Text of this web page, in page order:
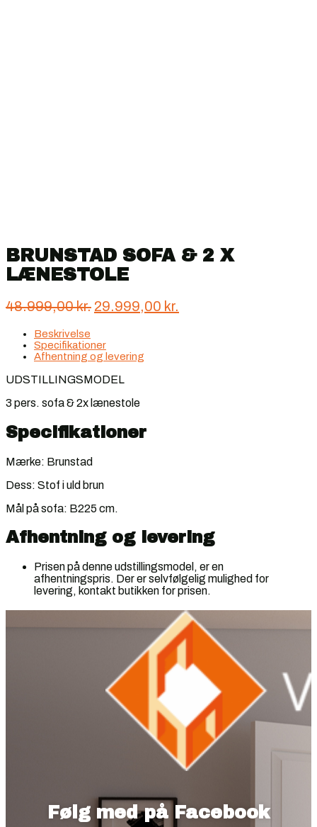
BRUNSTAD SOFA & 2 X
LÆNESTOLE
48.999,00kr. Den
var:
29.999,00 kr.
Beskrivelse
Specifikationer
Afhentning og levering
UDSTILLINGSMODEL
3 pers. sofa & 2x lænestole
Specifikationer
Mærke: Brunstad
Dess: Stof i uld brun
Mål på sofa: B225 cm.
Afhentning og levering
Prisen på denne udstillingsmodel, er en
afhentningspris. Der er selvfølgelig mulighed for
levering, kontakt butikken for prisen.
Følg med på Facebook